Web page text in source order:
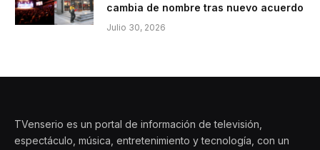
cambia de nombre tras nuevo acuerdo
Julio 30, 2026
TVenserio es un portal de información de televisión,
espectáculo, música, entretenimiento y tecnología, con un